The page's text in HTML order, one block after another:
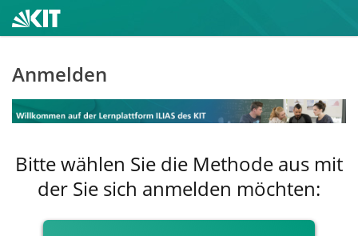
Anmelden
Bitte wählen Sie die Methode aus mit
der Sie sich anmelden möchten: